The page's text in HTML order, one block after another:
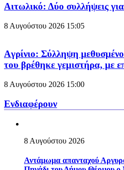
Aιτωλικό: Δύο συλλήψεις
8 Αυγούστου 2026 15:05
Aγρίνιο: Σύλληψη
του βρέθηκε γεμιστήρα, με
8 Αυγούστου 2026 15:00
Ενδιαφέρουν
8 Αυγούστου 2026
Αντάμωμα απανταχού